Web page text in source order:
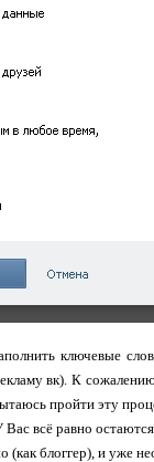
ключевые
вк). К
пройти эту
всё равно
блоггер), и уже